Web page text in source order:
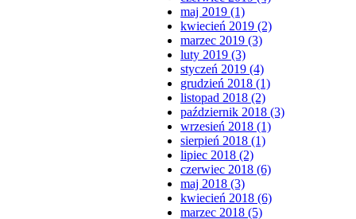
maj 2019 (1)
kwiecień 2019 (2)
marzec 2019 (3)
luty 2019 (3)
styczeń 2019 (4)
grudzień 2018 (1)
listopad 2018 (2)
październik 2018 (3)
wrzesień 2018 (1)
sierpień 2018 (1)
lipiec 2018 (2)
czerwiec 2018 (6)
maj 2018 (3)
kwiecień 2018 (6)
marzec 2018 (5)